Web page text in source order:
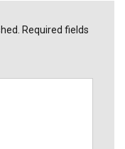
Required fields